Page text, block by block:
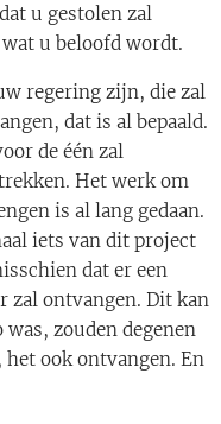
u gestolen zal
u beloofd wordt.
regering zijn, die zal
dat is al bepaald.
de één zal
Het werk om
is al lang gedaan.
iets van dit project
dat er een
zal ontvangen. Dit kan
zouden degenen
ook ontvangen. En